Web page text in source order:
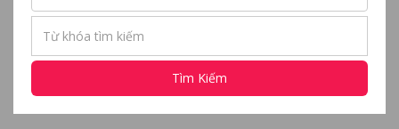
Tìm Kiếm